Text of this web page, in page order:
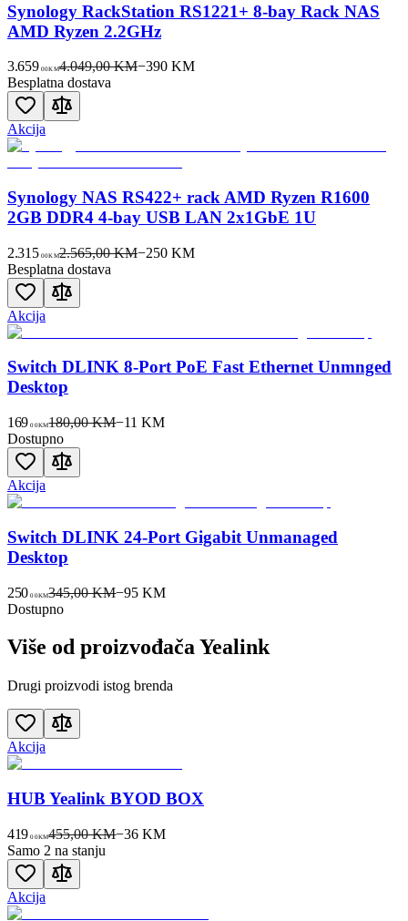
Synology RackStation RS1221+ 8-bay Rack NAS
AMD Ryzen 2.2GHz
3.659 00KM4.049,00 KM−390KM
Besplatna dostava
Akcija
Synology NAS RS422+ rack AMD Ryzen R1600
2GB DDR4 4-bay USB LAN 2x1GbE 1U
2.315 00KM2.565,00 KM−250KM
Besplatna dostava
Akcija
Switch DLINK 8-Port PoE Fast Ethernet Unmnged
Desktop
169 00KM180,00 KM−11 KM
Dostupno
Akcija
Switch DLINK 24-Port Gigabit Unmanaged
Desktop
250 00KM345,00 KM−95 KM
Dostupno
Više od proizvođačaYealink
Drugi proizvodi istog brenda
Akcija
HUB Yealink BYOD BOX
419 00KM455,00 KM−36 KM
Samo 2 na stanju
Akcija